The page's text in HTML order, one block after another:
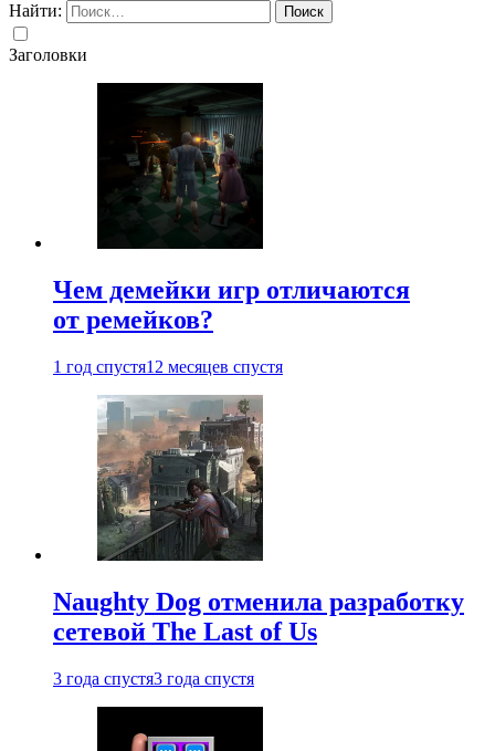
Найти:
Заголовки
Чем демейки игр отличаются
от ремейков?
1 год спустя12 месяцев спустя
Naughty Dog отменила разработку
сетевой The Last of Us
3 года спустя3 года спустя